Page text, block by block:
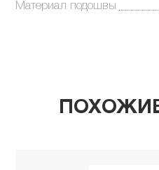
Материал подошвы